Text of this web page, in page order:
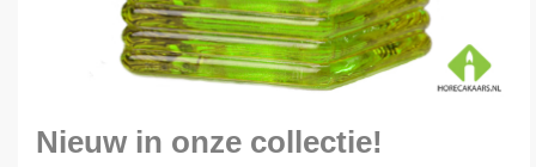
Nieuw in onze collectie!